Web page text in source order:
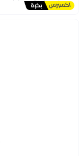
أقل سعر في 30 يوم